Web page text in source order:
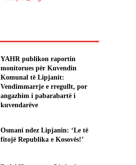
YAHR publikon raportin
monitorues për Kuvendin
Komunal të Lipjanit:
Vendimmarrje e rregullt, por
angazhim i pabarabartë i
kuvendarëve
Osmani ndez Lipjanin: ‘Le të
fitojë Republika e Kosovës!’